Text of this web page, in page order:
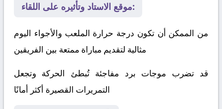
موقع الاستاد وتأثيره على اللقاء:
من الممكن أن تكون درجة حرارة الملعب والأجواء اليوم
مثالية لتقديم مباراة ممتعة بين الفريقين
قد تضرب موجات برد مفاجئة تُبطئ الحركة وتجعل
التمريرات القصيرة أكثر أمانًا